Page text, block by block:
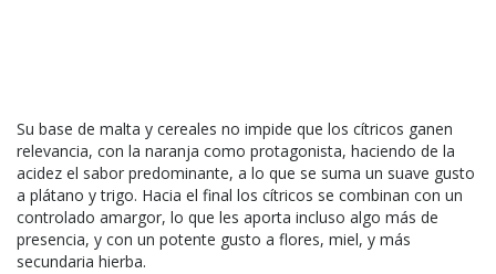
Su base de malta y cereales no impide que los cítricos ganen
relevancia, con la naranja como protagonista, haciendo de la
acidez el sabor predominante, a lo que se suma un suave gusto
a plátano y trigo. Hacia el final los cítricos se combinan con un
controlado amargor, lo que les aporta incluso algo más de
presencia, y con un potente gusto a flores, miel, y más
secundaria hierba.